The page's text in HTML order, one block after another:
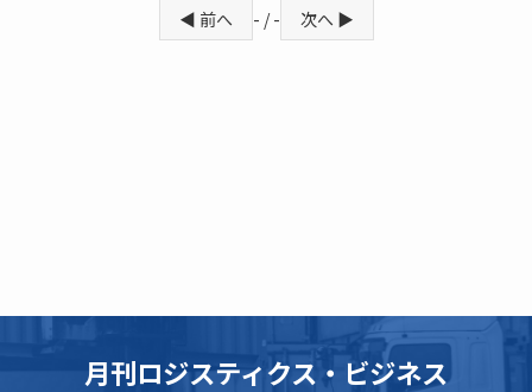
◀ 前へ - / - 次へ ▶
月刊ロジスティクス・ビジネス